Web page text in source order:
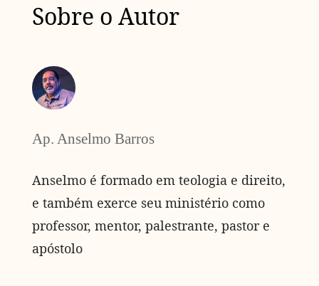
Sobre o Autor
Ap. Anselmo Barros
Anselmo é formado em teologia e direito,
e também exerce seu ministério como
professor, mentor, palestrante, pastor e
apóstolo